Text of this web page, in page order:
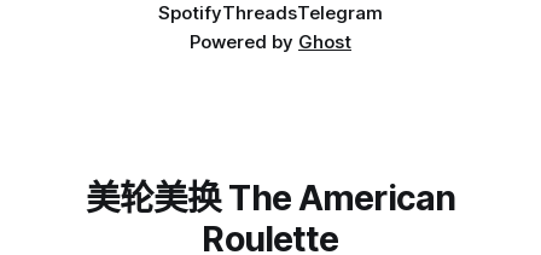
SpotifyThreadsTelegram
Powered by Ghost
美轮美换 The American
Roulette